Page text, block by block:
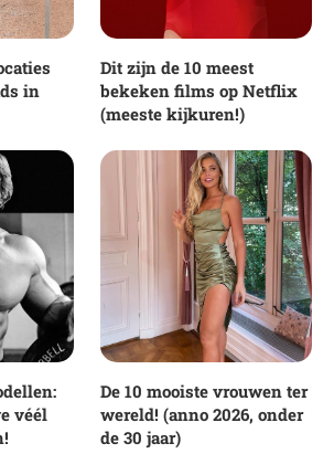
in
Dit zijn de 10 meest
bekeken films op Netflix
(meeste kijkuren!)
véél
De 10 mooiste vrouwen ter
wereld! (anno 2026, onder
de 30 jaar)